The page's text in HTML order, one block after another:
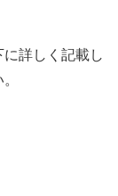
詳しく記載し